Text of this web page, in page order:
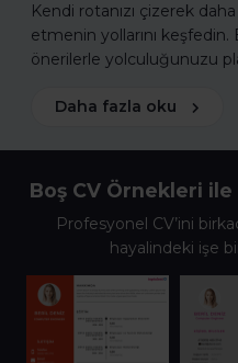
Kendi rotanızı çizerek
etmenin yollarını
önerilerle yolculuğunuzu
Daha fazla oku
Boş CV Örnekleri ile
Profesyonel CV’ini
hayalindeki işe